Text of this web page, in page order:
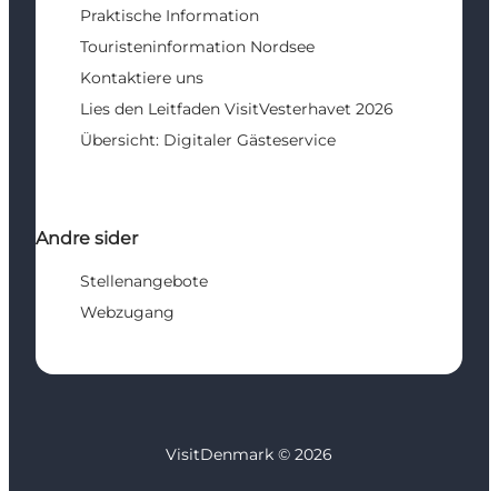
Praktische Information
Touristeninformation Nordsee
Kontaktiere uns
Lies den Leitfaden VisitVesterhavet 2026
Übersicht: Digitaler Gästeservice
Andre sider
Stellenangebote
Webzugang
VisitDenmark © 2026